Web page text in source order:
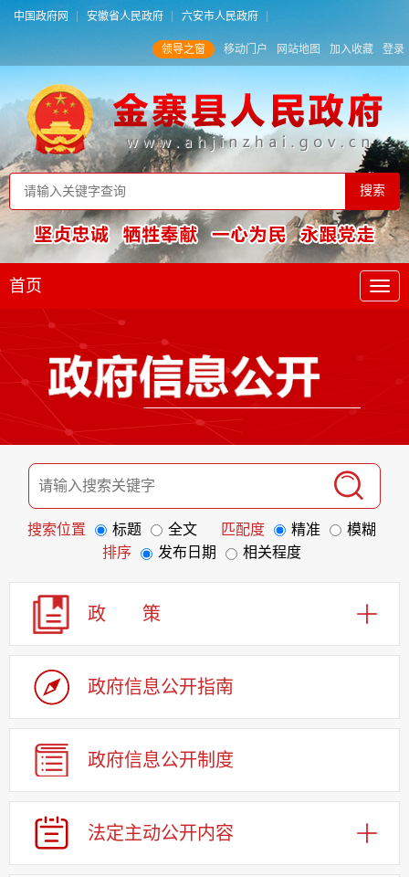
中国政府网 安徽省人民政府 六安市人民政府
领导之窗 移动门户 网站地图 加入收藏 登录
首页
搜索位置 标题 全文 匹配度 精准
模糊
排序
发布日期 相关程度
政 策
政府信息公开指南
政府信息公开制度
法定主动公开内容